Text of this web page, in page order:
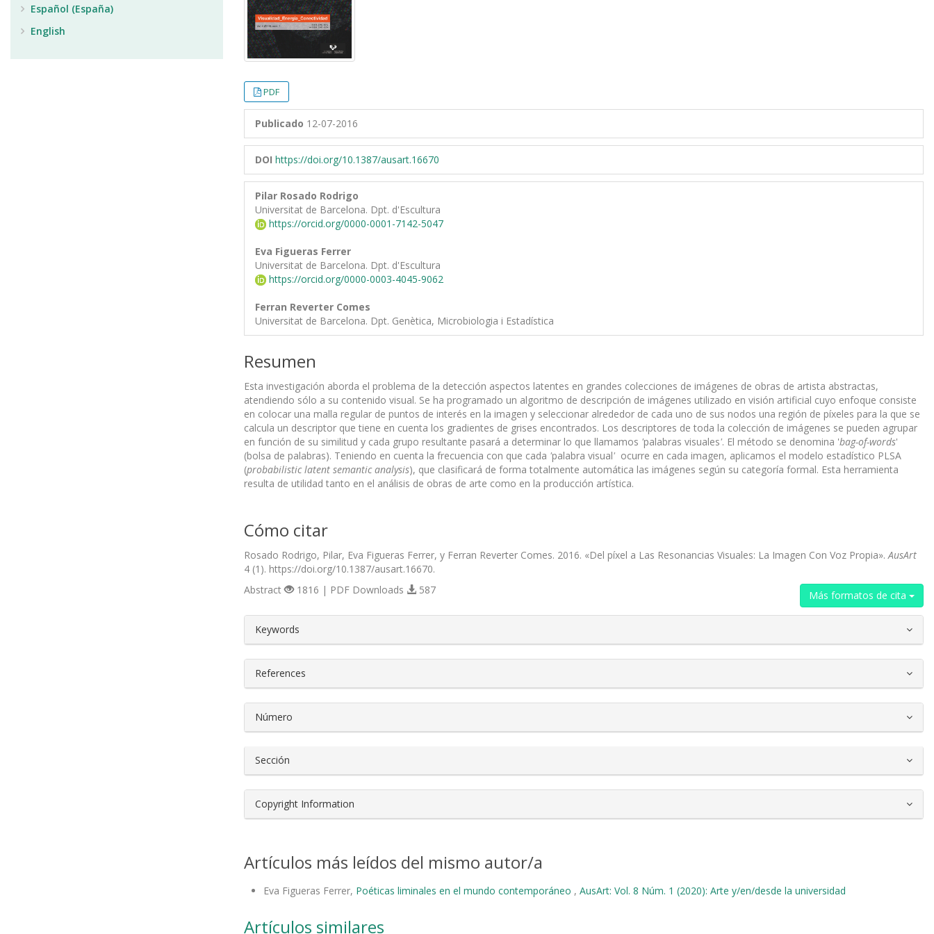
PDF
Publicado 12-07-2016
DOI https://doi.org/10.1387/ausart.16670
Pilar Rosado Rodrigo
Universitat de Barcelona. Dpt. d'Escultura
https://orcid.org/0000-0001-7142-5047
Eva Figueras Ferrer
Universitat de Barcelona. Dpt. d'Escultura
https://orcid.org/0000-0003-4045-9062
Ferran Reverter Comes
Universitat de Barcelona. Dpt. Genètica, Microbiologia i Estadística
Resumen
Esta investigación aborda el problema de la detección aspectos latentes en grandes colecciones de imágenes de obras de artista abstractas,
atendiendo sólo a su contenido visual. Se ha programado un algoritmo de descripción de imágenes utilizado en visión artificial cuyo enfoque consiste
en colocar una malla regular de puntos de interés en la imagen y seleccionar alrededor de cada uno de sus nodos una región de píxeles para la que se
calcula un descriptor que tiene en cuenta los gradientes de grises encontrados. Los descriptores de toda la colección de imágenes se pueden agrupar
en función de su similitud y cada grupo resultante pasará a determinar lo que llamamos 'palabras visuales'. El método se denomina 'bag-of-words'
(bolsa de palabras). Teniendo en cuenta la frecuencia con que cada 'palabra visual' ocurre en cada imagen, aplicamos el modelo estadístico PLSA
(probabilistic latent semantic analysis), que clasificará de forma totalmente automática las imágenes según su categoría formal. Esta herramienta
resulta de utilidad tanto en el análisis de obras de arte como en la producción artística.
Cómo citar
Rosado Rodrigo, Pilar, Eva Figueras Ferrer, y Ferran Reverter Comes. 2016. «Del píxel a Las Resonancias Visuales: La Imagen Con Voz Propia». AusArt
4 (1). https://doi.org/10.1387/ausart.16670.
Más formatos de cita
Abstract 1816 | PDF Downloads 587
##plugins.themes.bootstrap3.article.details##
Keywords
References
Número
Sección
Copyright Information
Artículos más leídos del mismo autor/a
Eva Figueras Ferrer, Poéticas liminales en el mundo contemporáneo , AusArt: Vol. 8 Núm. 1 (2020): Arte y/en/desde la universidad
Artículos similares
Español (España)
English